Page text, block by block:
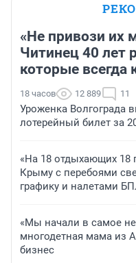
«Не привози их
Читинец 40 лет
которые
18 часов 12 889 11
Уроженка Волгограда
лотерейный билет за
«На 18 отдыхающих 18
Крыму с перебоями
графику и налетами
«Мы начали в самое
многодетная мама из
бизнес